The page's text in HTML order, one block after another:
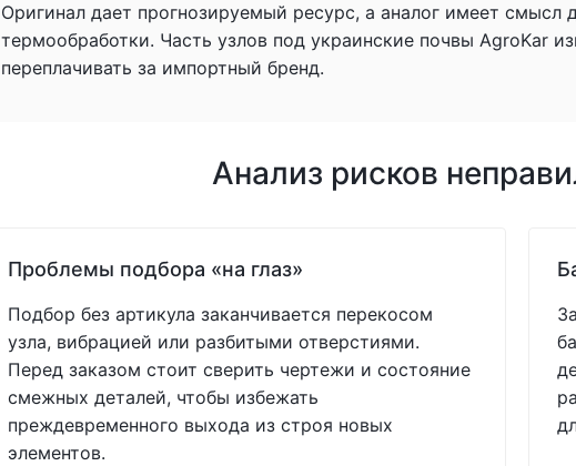
Оригинал дает прогнозируемый ресурс, а аналог имеет
термообработки. Часть узлов под украинские почвы AgroKar
переплачивать за импортный бренд.
Анализ рисков
Проблемы подбора «на глаз»
Подбор без артикула заканчивается перекосом
узла, вибрацией или разбитыми отверстиями.
Перед заказом стоит сверить чертежи и состояние
смежных деталей, чтобы избежать
преждевременного выхода из строя новых
элементов.